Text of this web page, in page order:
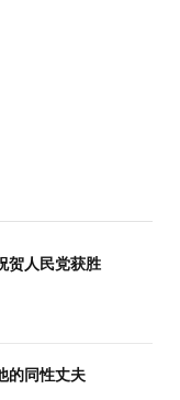
贺人民党获胜
的同性丈夫